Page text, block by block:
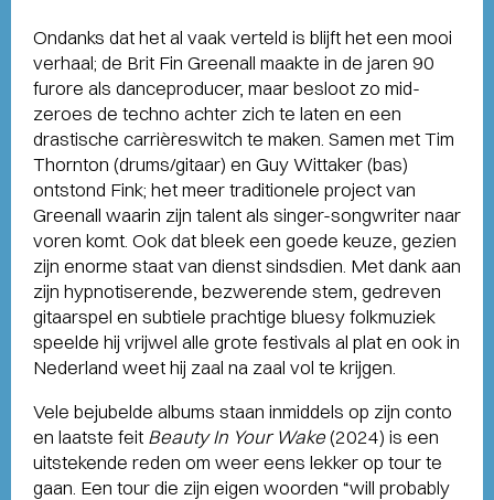
Ondanks dat het al vaak verteld is blijft het een mooi
verhaal; de Brit Fin Greenall maakte in de jaren 90
furore als danceproducer, maar besloot zo mid-
zeroes de techno achter zich te laten en een
drastische carrièreswitch te maken. Samen met Tim
Thornton (drums/gitaar) en Guy Wittaker (bas)
ontstond Fink; het meer traditionele project van
Greenall waarin zijn talent als singer-songwriter naar
voren komt. Ook dat bleek een goede keuze, gezien
zijn enorme staat van dienst sindsdien. Met dank aan
zijn hypnotiserende, bezwerende stem, gedreven
gitaarspel en subtiele prachtige bluesy folkmuziek
speelde hij vrijwel alle grote festivals al plat en ook in
Nederland weet hij zaal na zaal vol te krijgen.
Vele bejubelde albums staan inmiddels op zijn conto
en laatste feit Beauty In Your Wake(2024) is een
uitstekende reden om weer eens lekker op tour te
gaan. Een tour die zijn eigen woorden “will probably